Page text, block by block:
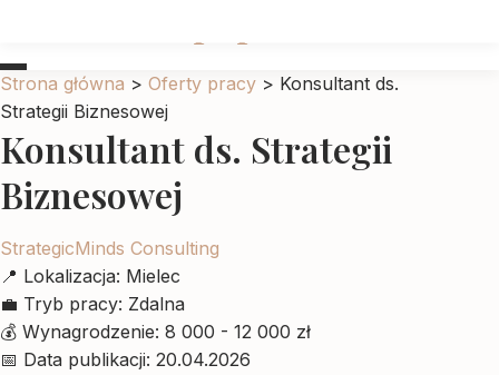
Strona główna > Oferty pracy > Konsultant ds.
Strategii Biznesowej
Konsultant ds. Strategii
Biznesowej
StrategicMinds Consulting
📍 Lokalizacja: Mielec
💼 Tryb pracy: Zdalna
💰 Wynagrodzenie: 8 000 - 12 000 zł
📅 Data publikacji: 20.04.2026